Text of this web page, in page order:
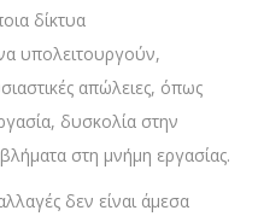
δίκτυα
υπολειτουργούν,
απώλειες, όπως
δυσκολία στην
στη μνήμη εργασίας.
δεν είναι άμεσα